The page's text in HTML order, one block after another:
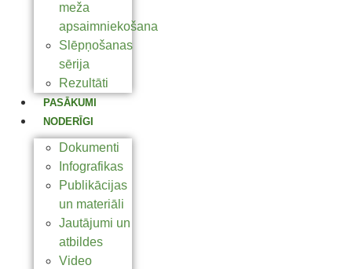
meža
apsaimniekošana
Slēpņošanas
sērija
Rezultāti
PASĀKUMI
NODERĪGI
Dokumenti
Infografikas
Publikācijas
un materiāli
Jautājumi un
atbildes
Video